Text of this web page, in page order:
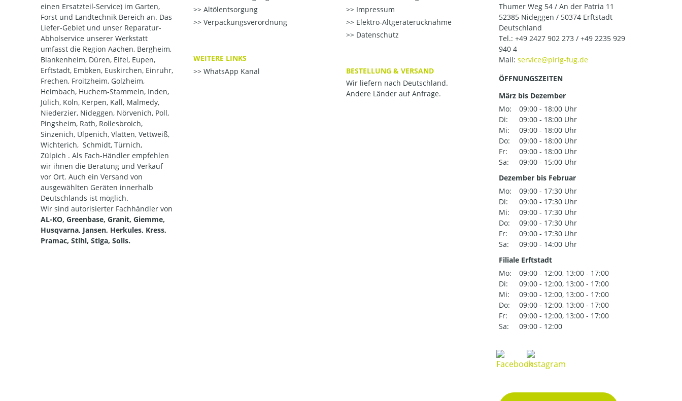
einen Ersatzteil-Service) im Garten,
Forst und Landtechnik Bereich an. Das
Liefer-Gebiet und unser Reparatur-
Abholservice unserer Werkstatt
umfasst die Region Aachen, Bergheim,
Blankenheim, Düren, Eifel, Eupen,
Erftstadt, Embken, Euskirchen, Einruhr,
Frechen, Froitzheim, Golzheim,
Heimbach, Huchem-Stammeln, Inden,
Jülich, Köln, Kerpen, Kall, Malmedy,
Niederzier, Nideggen, Nörvenich, Poll,
Pingsheim, Rath, Rollesbroich,
Sinzenich, Ülpenich, Vlatten, Vettweiß,
Wichterich, Schmidt, Türnich,
Zülpich . Als Fach-Händler empfehlen
wir ihnen die Beratung und Verkauf
vor Ort. Auch ein Versand von
ausgewählten Geräten innerhalb
Deutschlands ist möglich.
Wir sind autorisierter Fachhändler von
AL-KO, Greenbase, Granit, Giemme,
Husqvarna, Jansen, Herkules, Kress,
Pramac, Stihl, Stiga, Solis.
Altölentsorgung
Verpackungsverordnung
WEITERE LINKS
WhatsApp Kanal
Impressum
Elektro-Altgeräterücknahme
Datenschutz
BESTELLUNG & VERSAND
Wir liefern nach Deutschland.
Andere Länder auf Anfrage.
Thumer Weg 54 / An der Patria 11
52385 Nideggen / 50374 Erftstadt
Deutschland
Tel.: +49 2427 902 273 / +49 2235 929
940 4
Mail:
ÖFFNUNGSZEITEN
März bis Dezember
Mo:
09:00 - 18:00 Uhr
Di:
09:00 - 18:00 Uhr
Mi:
09:00 - 18:00 Uhr
Do:
09:00 - 18:00 Uhr
Fr:
09:00 - 18:00 Uhr
Sa:
09:00 - 15:00 Uhr
Dezember bis Februar
Mo:
09:00 - 17:30 Uhr
Di:
09:00 - 17:30 Uhr
Mi:
09:00 - 17:30 Uhr
Do:
09:00 - 17:30 Uhr
Fr:
09:00 - 17:30 Uhr
Sa:
09:00 - 14:00 Uhr
Filiale Erftstadt
Mo:
09:00 - 12:00, 13:00 - 17:00
Di:
09:00 - 12:00, 13:00 - 17:00
Mi:
09:00 - 12:00, 13:00 - 17:00
Do:
09:00 - 12:00, 13:00 - 17:00
Fr:
09:00 - 12:00, 13:00 - 17:00
Sa:
09:00 - 12:00